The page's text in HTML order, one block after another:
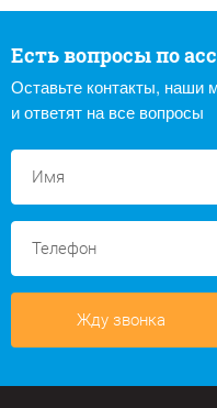
Есть вопросы по
Оставьте контакты, наши
и ответят на все вопросы
Жду звонка